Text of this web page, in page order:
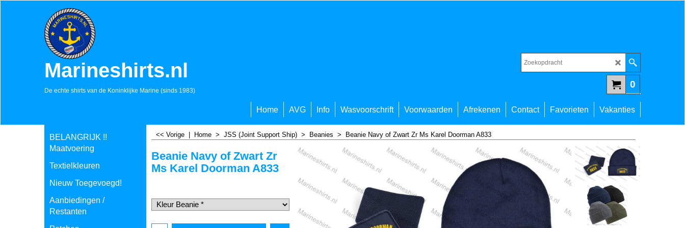
Marineshirts.nl
De echte shirts van de Koninklijke Marine (sinds 1983)
0
Home AVG Info Wasvoorschrift Voorwaarden Afrekenen Contact Favorieten Vakanties
BELANGRIJK !!
Maatvoering
Textielkleuren
Nieuw Toegevoegd!
Aanbiedingen /
Restanten
<< Vorige Home > JSS (Joint Support Ship) > Beanies > Beanie Navy of Zwart Zr Ms Karel Doorman A833
Beanie Navy of Zwart Zr
Ms Karel Doorman A833